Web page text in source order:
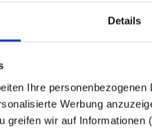
Details
Ihre
Werbung
greifen wir auf
*